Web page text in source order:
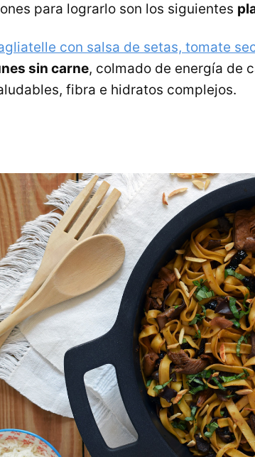
para lograrlo son los siguientes
con salsa de setas, tomate
sin carne, colmado de energía de
fibra e hidratos complejos.